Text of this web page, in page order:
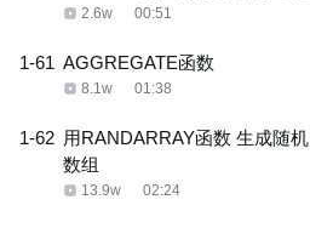
2.6w 00:51
1-61 AGGREGATE函数
8.1w 01:38
1-62 用RANDARRAY函数 生成随机
数组
13.9w 02:24